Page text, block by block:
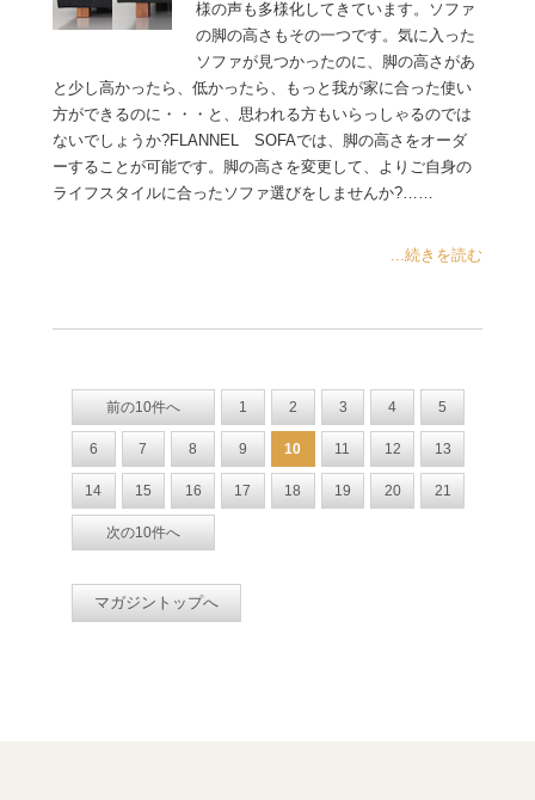
様の声も多様化してきています。ソファ
の脚の高さもその一つです。気に入った
ソファが見つかったのに、脚の高さがあ
と少し高かったら、低かったら、もっと我が家に合った使い
方ができるのに・・・と、思われる方もいらっしゃるのでは
ないでしょうか?FLANNEL SOFAでは、脚の高さをオーダ
ーすることが可能です。脚の高さを変更して、よりご自身の
ライフスタイルに合ったソファ選びをしませんか?……
...続きを読む
前の10件へ 1 2 3 4 5
6 7 8 9 10 11 12 13
14 15 16 17 18 19 20 21
次の10件へ
マガジントップへ